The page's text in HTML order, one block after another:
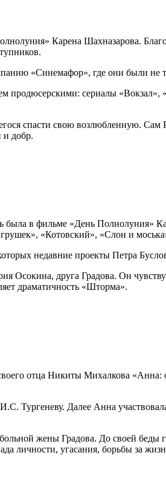
Карена Шахназарова.
«Синемафор», где они были не
продюсерскими: сериалы
спасти свою возлюбленную. Сам
и добр.
в фильме «День Полнолуния»
«Котовский», «Слон и
недавние проекты Петра
Осокина, друга Градова. Он
драматичность «Шторма».
отца Никиты Михалкова «Анна:
Тургеневу. Далее Анна
жены Градова. До своей беды
личности, угасания, борьбы за